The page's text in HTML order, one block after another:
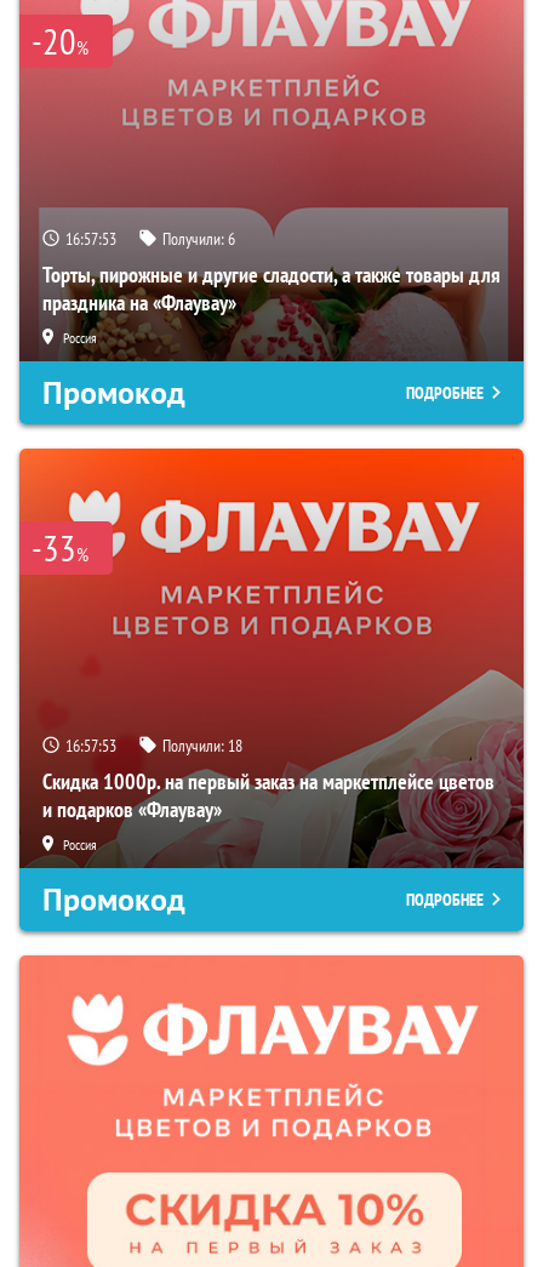
-20%
16:57:52 Получили:6
Торты, пирожные и другие сладости, а также товары для
праздника на «Флаувау»
Россия
Промокод ПОДРОБНЕЕ
-33%
16:57:52 Получили: 18
Скидка 1000р. на первый заказ на маркетплейсе цветов
и подарков «Флаувау»
Россия
Промокод ПОДРОБНЕЕ